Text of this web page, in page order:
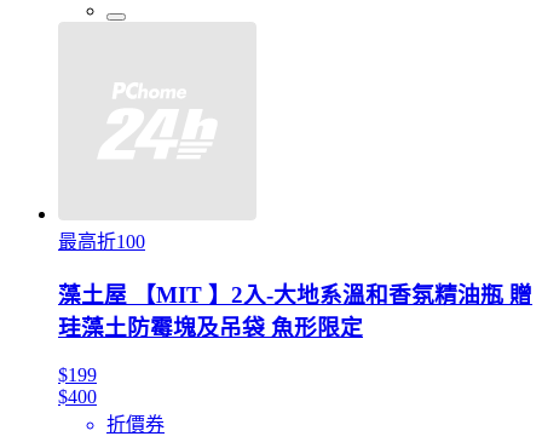
最高折100
藻土屋 【MIT 】2入-大地系溫和香氛精油瓶 贈
珪藻土防霉塊及吊袋 魚形限定
$199
$400
折價券